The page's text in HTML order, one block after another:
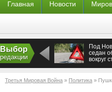
Главная Новости
Выбор
редакции
Под
седан
вокруг
Третья Мировая Война » Политика »